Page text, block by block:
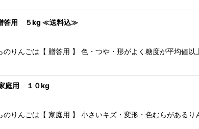
贈答用 ５kg ≪送料込≫
りんごは【 贈答用 】 色・つや・形がよく糖度が平均値
庭用 １０kg
りんごは【 家庭用 】 小さいキズ・変形・色むらがある